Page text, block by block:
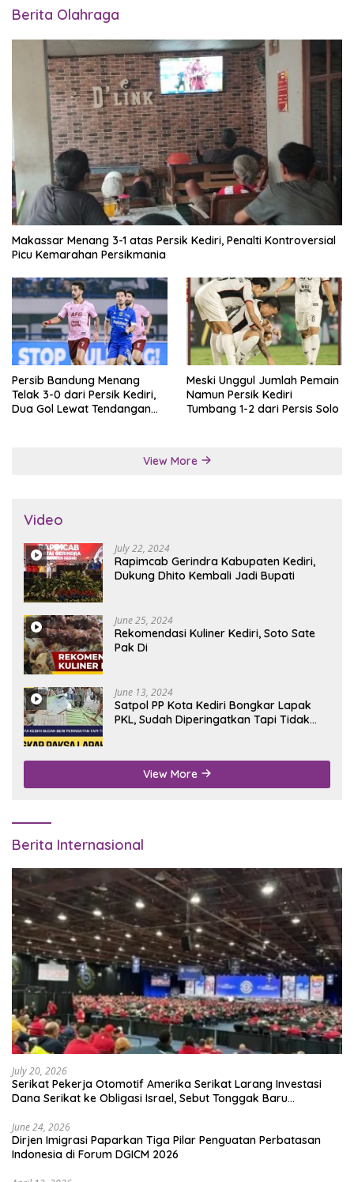
Berita Olahraga
Makassar Menang 3-1 atas Persik Kediri, Penalti Kontroversial
Picu Kemarahan Persikmania
Persib Bandung Menang
Telak 3-0 dari Persik Kediri,
Dua Gol Lewat Tendangan
Meski Unggul Jumlah Pemain
Namun Persik Kediri
Tumbang 1-2 dari Persis Solo
View More
Video
July 22, 2024
Rapimcab Gerindra Kabupaten Kediri,
Dukung Dhito Kembali Jadi Bupati
June 25, 2024
Rekomendasi Kuliner Kediri, Soto Sate
Pak Di
June 13, 2024
Satpol PP Kota Kediri Bongkar Lapak
PKL, Sudah Diperingatkan Tapi Tidak
View More
Berita Internasional
July 20, 2026
Serikat Pekerja Otomotif Amerika Serikat Larang Investasi
Dana Serikat ke Obligasi Israel, Sebut Tonggak Baru
June 24, 2026
Dirjen Imigrasi Paparkan Tiga Pilar Penguatan Perbatasan
Indonesia di Forum DGICM 2026